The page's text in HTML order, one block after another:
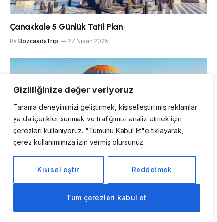
Gizliliğinize değer veriyoruz
Tarama deneyiminizi geliştirmek, kişiselleştirilmiş reklamlar
ya da içerikler sunmak ve trafiğimizi analiz etmek için
çerezleri kullanıyoruz. "Tümünü Kabul Et"e tıklayarak,
çerez kullanımımıza izin vermiş olursunuz.
Kişiselleştir Reddetmek
Tüm çerezleri kabul et
Çanakkale 5 Günlük Tatil Planı
By BozcaadaTrip 27 Nisan 2025
2025 Tatil Otelleri: Erken Rezervasyon ile %50
İndirim Fırsatları